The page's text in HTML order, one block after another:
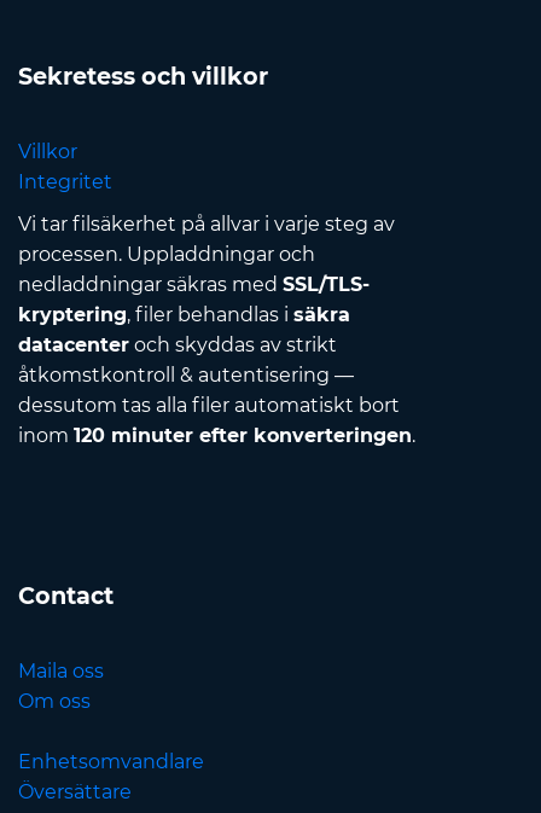
Sekretess och villkor
Villkor
Integritet
Vi tar filsäkerhet på allvar i varje steg av
processen. Uppladdningar och
nedladdningar säkras med SSL/TLS-
kryptering, filer behandlas i säkra
datacenter och skyddas av strikt
åtkomstkontroll & autentisering —
dessutom tas alla filer automatiskt bort
inom 120 minuter efter konverteringen.
Contact
Maila oss
Om oss
Enhetsomvandlare
Översättare